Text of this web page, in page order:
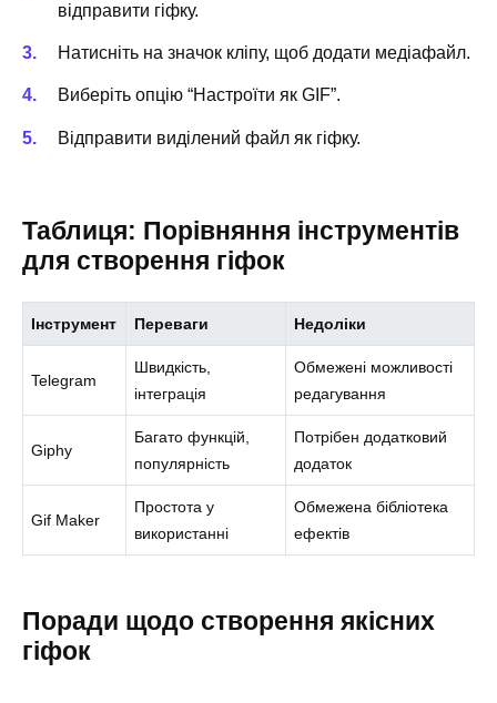
відправити гіфку.
Натисніть на значок кліпу, щоб додати медіафайл.
Виберіть опцію “Настроїти як GIF”.
Відправити виділений файл як гіфку.
Таблиця: Порівняння інструментів
для створення гіфок
Інструмент Переваги Недоліки
Telegram
Швидкість,
інтеграція
Обмежені можливості
редагування
Giphy
Багато функцій,
популярність
Потрібен додатковий
додаток
Gif Maker
Простота у
використанні
Обмежена бібліотека
ефектів
Поради щодо створення якісних
гіфок